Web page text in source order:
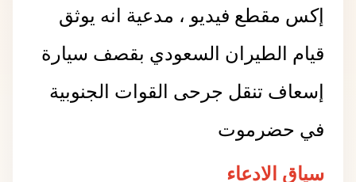
إكس مقطع فيديو ، مدعية انه يوثق
قيام الطيران السعودي بقصف سيارة
إسعاف تنقل جرحى القوات الجنوبية
في حضرموت
سياق الادعاء